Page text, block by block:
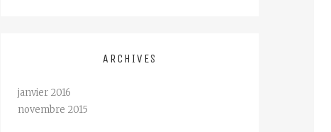
ARCHIVES
janvier 2016
novembre 2015